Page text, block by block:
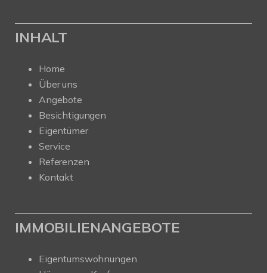
INHALT
Home
Über uns
Angebote
Besichtigungen
Eigentümer
Service
Referenzen
Kontakt
IMMOBILIENANGEBOTE
Eigentumswohnungen